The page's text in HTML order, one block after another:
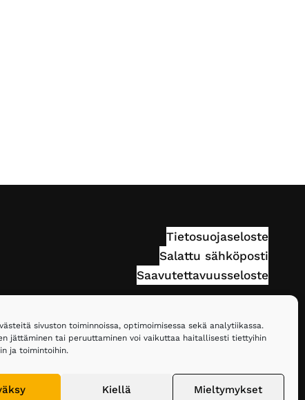
sivuston toiminnoissa, optimoimisessa sekä analytiikassa.
jättäminen tai peruuttaminen voi vaikuttaa haitallisesti tiettyihin
ja toimintoihin.
Kiellä Mieltymykset
Tietosuojaseloste
Salattu sähköposti
Saavutettavuusseloste